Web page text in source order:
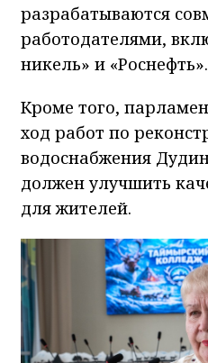
разрабатываются
работодателями,
никель» и «Роснефть».
Кроме того,
ход работ по
водоснабжения
должен улучшить
для жителей.